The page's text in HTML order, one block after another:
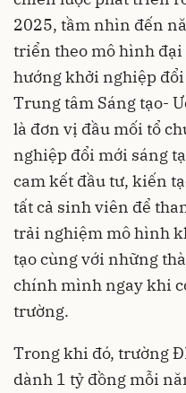
2025, tầm nhìn đến
triển theo mô hình
hướng khởi nghiệp
Trung tâm Sáng tạo-
là đơn vị đầu mối tổ
nghiệp đổi mới sáng
cam kết đầu tư, kiến
tất cả sinh viên để
trải nghiệm mô hình
tạo cùng với những
chính mình ngay khi
trường.
Trong khi đó, trường
dành 1 tỷ đồng mỗi